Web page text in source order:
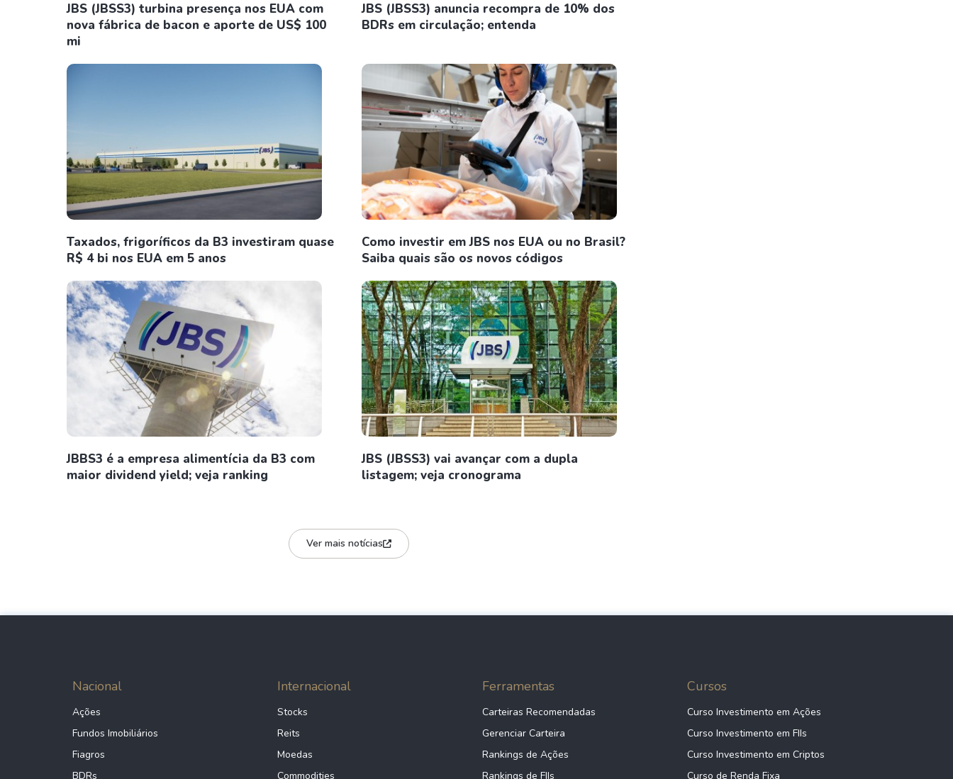
JBS (JBSS3) turbina presença nos EUA com
nova fábrica de bacon e aporte de US$ 100
mi
JBS (JBSS3) anuncia recompra de 10% dos
BDRs em circulação; entenda
Taxados, frigoríficos da B3 investiram quase
R$ 4 bi nos EUA em 5 anos
Como investir em JBS nos EUA ou no Brasil?
Saiba quais são os novos códigos
JBBS3 é a empresa alimentícia da B3 com
maior dividend yield; veja ranking
JBS (JBSS3) vai avançar com a dupla
listagem; veja cronograma
Ver mais notícias
Nacional
Ações
Fundos Imobiliários
Fiagros
BDRs
Internacional
Stocks
Reits
Moedas
Commodities
Ferramentas
Carteiras Recomendadas
Gerenciar Carteira
Rankings de Ações
Rankings de FIIs
Cursos
Curso Investimento em Ações
Curso Investimento em FIIs
Curso Investimento em Criptos
Curso de Renda Fixa